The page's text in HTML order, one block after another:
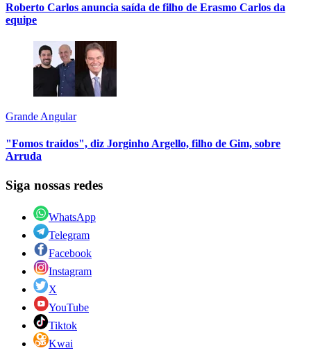
Roberto Carlos anuncia saída de filho de Erasmo Carlos da
equipe
Grande Angular
"Fomos traídos", diz Jorginho Argello, filho de Gim, sobre
Arruda
Siga nossas redes
WhatsApp
Telegram
Facebook
Instagram
X
YouTube
Tiktok
Kwai